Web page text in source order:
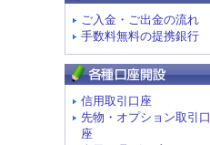
ご入金・ご出金の流れ
手数料無料の提携銀行
信用取引口座
先物・オプション取引口
座